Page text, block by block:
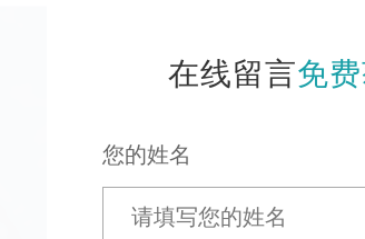
在线留言免
您的姓名